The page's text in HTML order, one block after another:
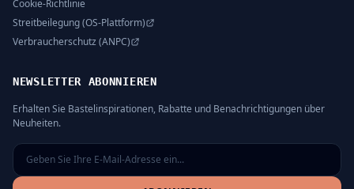
Cookie-Richtlinie
Streitbeilegung (OS-Plattform)
Verbraucherschutz (ANPC)
NEWSLETTER ABONNIEREN
Erhalten Sie Bastelinspirationen, Rabatte und Benachrichtigungen über
Neuheiten.